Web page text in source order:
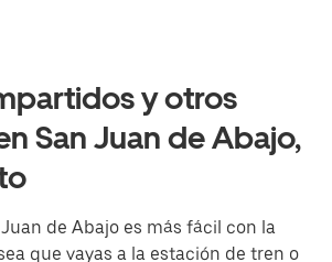
y otros
San Juan de Abajo,
de Abajo es más fácil con la
que vayas a la estación de tren o